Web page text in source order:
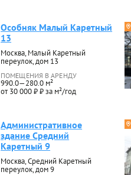
Особняк Малый Каретный
13
Москва, Малый Каретный
переулок, дом 13
ПОМЕЩЕНИЯ В АРЕНДУ
990.0—280.0 м²
от 30 000 ₽ ₽ за м²/год
Административное
здание Средний
Каретный 9
Москва, Средний Каретный
переулок, дом 9